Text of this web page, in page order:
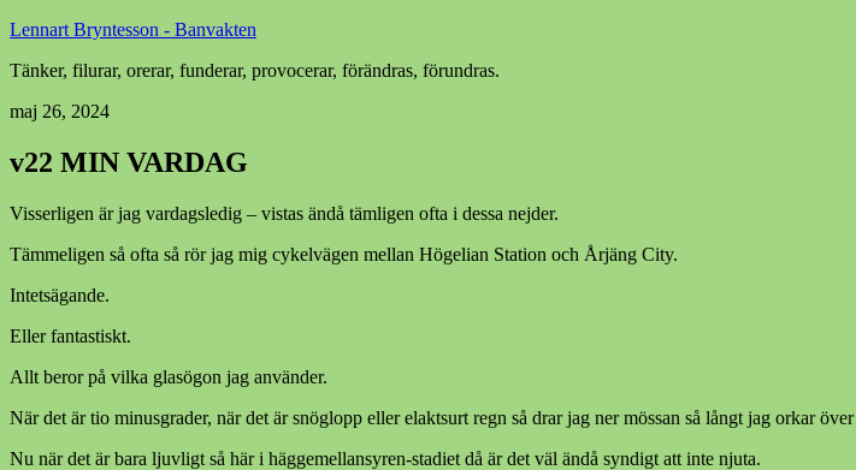
Lennart Bryntesson - Banvakten
Tänker, filurar, orerar, funderar, provocerar, förändras, förundras.
maj 26, 2024
v22 MIN VARDAG
Visserligen är jag vardagsledig – vistas ändå tämligen ofta i dessa nejder.
Tämmeligen så ofta så rör jag mig cykelvägen mellan Högelian Station och Årjäng City.
Intetsägande.
Eller fantastiskt.
Allt beror på vilka glasögon jag använder.
När det är tio minusgrader, när det är snöglopp eller elaktsurt regn så drar jag ner mössan så långt jag orkar
Nu när det är bara ljuvligt så här i häggemellansyren-stadiet då är det väl ändå syndigt att inte njuta.